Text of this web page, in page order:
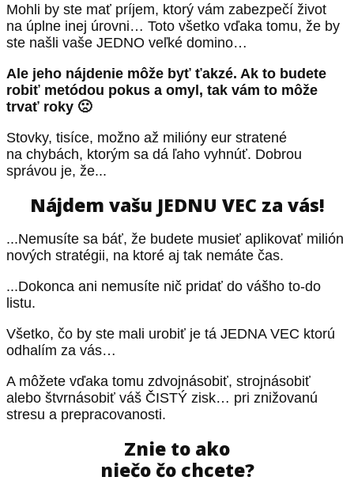
Mohli by ste mať príjem, ktorý vám zabezpečí život
na úplne inej úrovni… Toto všetko vďaka tomu, že by
ste našli vaše JEDNO veľké domino…
Ale jeho nájdenie môže byť ťakzé. Ak to budete
robiť metódou pokus a omyl, tak vám to môže
trvať roky 🙁
Stovky, tisíce, možno až milióny eur stratené
na chybách, ktorým sa dá ľaho vyhnúť. Dobrou
správou je, že...
Nájdem vašu JEDNU VEC za vás!
...Nemusíte sa báť, že budete musieť aplikovať milión
nových stratégii, na ktoré aj tak nemáte čas.
...Dokonca ani nemusíte nič pridať do vášho to-do
listu.
Všetko, čo by ste mali urobiť je tá JEDNA VEC ktorú
odhalím za vás…
A môžete vďaka tomu zdvojnásobiť, strojnásobiť
alebo štvrnásobiť váš ČISTÝ zisk… pri znižovanú
stresu a prepracovanosti.
Znie to ako
niečo čo chcete?